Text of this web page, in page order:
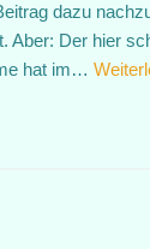
dazu
Aber: Der hier
hat im…